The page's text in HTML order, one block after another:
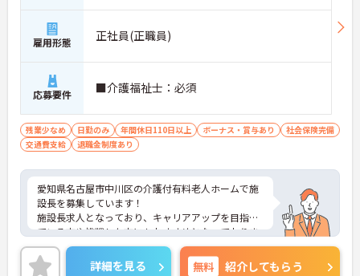
雇用形態 正社員(正職員)
応募要件 ■介護福祉士：必須
残業少なめ 日勤のみ 年間休日110日以上 ボーナス・賞与あり
社会保険完備
交通費支給
退職金制度あり
愛知県名古屋市中川区の介護付有料老人ホームで施
設長を募集しています！
施設長求人となっており、キャリアアップを目指し
ている方や挑戦した方にもおすすめとなっておりま
す◎
年間休日123日と充実しており、プライベートの時
詳細を見る 無料 紹介してもらう